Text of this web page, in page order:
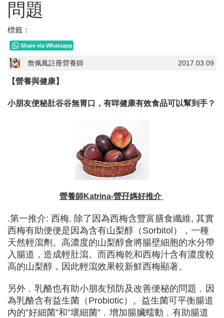
問題
標籤：
Share via Whatsapp
2017.03.09
詹佩鳳註冊營養師
【營養與健康】
小朋友便秘肚谷谷無胃口，有咩健康有效食品可以幫到手？
營養師Katrina-營孖媽好推介
.第一推介: 西梅. 除了因為西梅含豐富膳食纖維, 其實
西梅有助便便是因為含有山梨醇（Sorbitol），一種
天然輕瀉劑。高濃度的山梨醇會將腸壁細胞的水分帶
入腸道，造成輕肚瀉。而西梅乾和西梅汁含有濃度較
高的山梨醇，因此輕瀉效果較新鮮西梅顯著。
另外﹐乳酪也有助小朋友預防及改善便秘的問題﹐因
為乳酪含有益生菌（Probiotic）。益生菌可平衡腸道
內的”好細菌”和”壞細菌”﹐增加腸臟蠕動﹐有助腸道